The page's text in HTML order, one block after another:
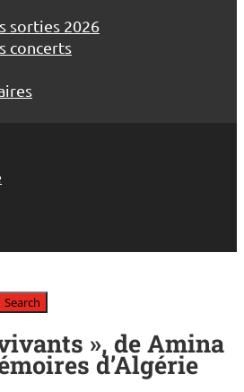
sorties 2026
concerts
», de Amina
d’Algérie